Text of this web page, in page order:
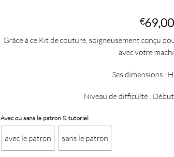
€69,00
Grâce à ce Kit de couture, soigneusement conçu
avec votre
Ses dimensions :
Niveau de difficulté :
Avec ou sans le patron & tutoriel
avec le patron sans le patron